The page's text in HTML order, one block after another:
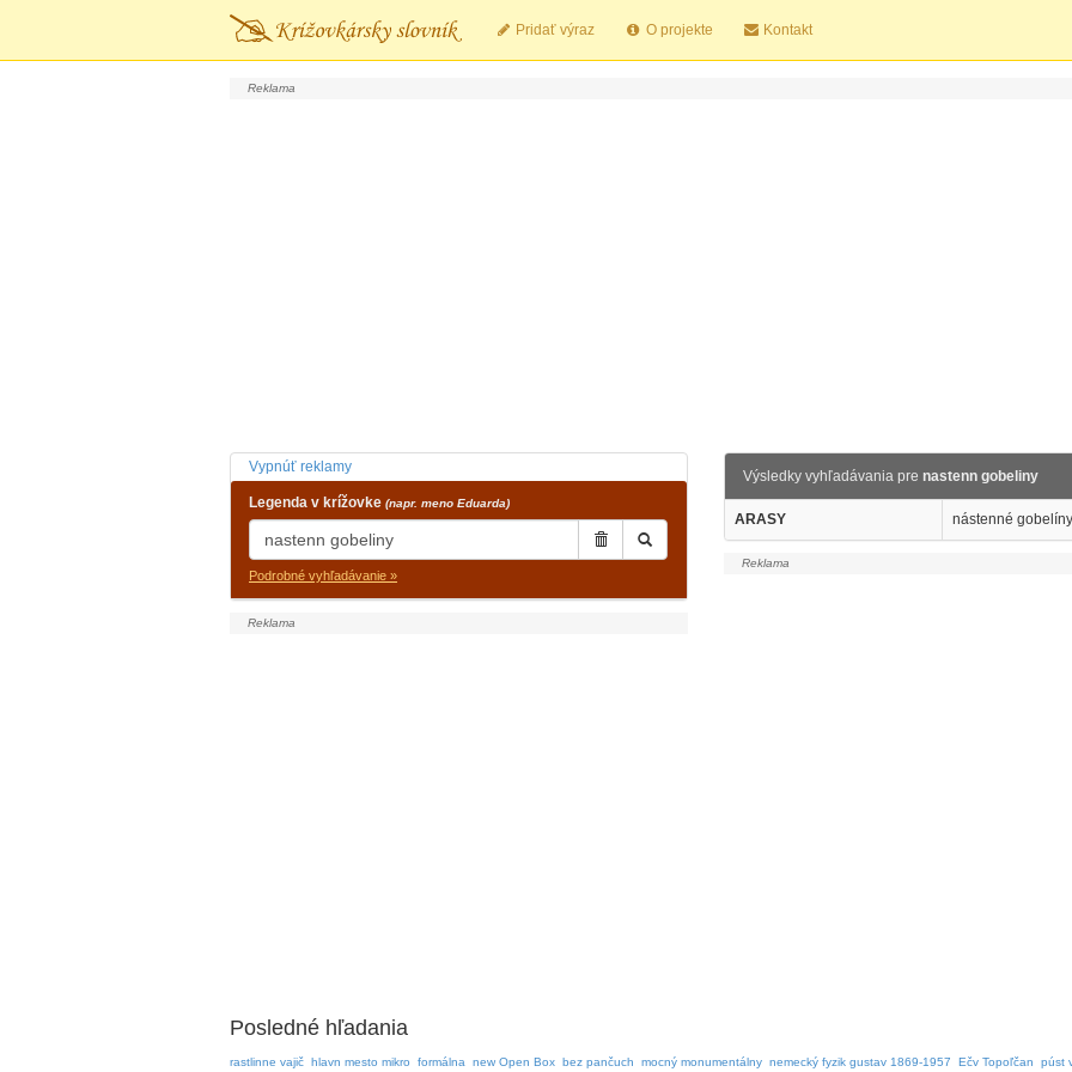
Pridať výraz O projekte Kontakt
Vypnúť reklamy
Legenda v krížovke (napr. meno Eduarda)
Podrobné vyhľadávanie »
Výsledky vyhľadávania pre nastenn gobeliny
ARASY nástenné gobelíny
Posledné hľadania
rastlinne vajič hlavn mesto mikro formálna new Open Box bez pančuch mocný monumentálny nemecký fyzik gustav 1869-1957 Ečv Topoľčan púst